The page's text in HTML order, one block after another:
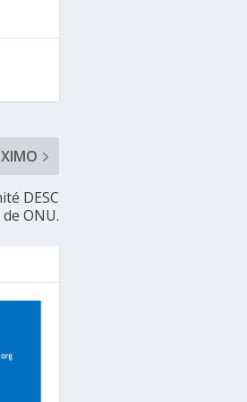
DESC
de ONU.